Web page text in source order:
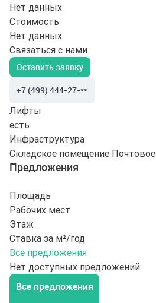
Нет данных
Стоимость
Нет данных
Связаться с нами
Оставить заявку
+7 (499) 444-27-**
Лифты
есть
Инфраструктура
Складское помещение
Предложения
Площадь
Рабочих мест
Этаж
Ставка за м²/год
Все предложения
Нет доступных предложений
Все предложения